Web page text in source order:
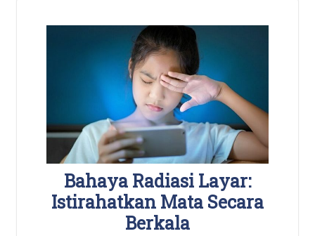
Bahaya Radiasi Layar:
Istirahatkan Mata Secara
Berkala